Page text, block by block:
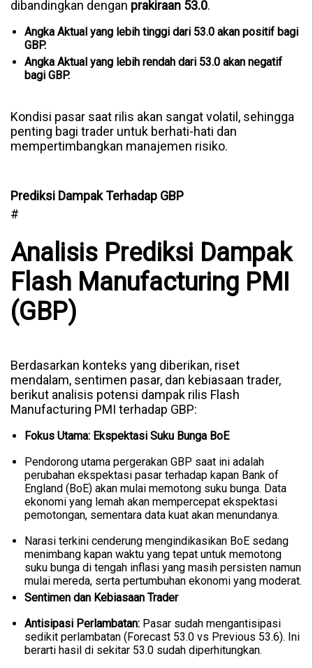
dibandingkan dengan prakiraan 53.0.
Angka Aktual yang lebih tinggi dari 53.0 akan positif bagi
GBP.
Angka Aktual yang lebih rendah dari 53.0 akan negatif
bagi GBP.
Kondisi pasar saat rilis akan sangat volatil, sehingga
penting bagi trader untuk berhati-hati dan
mempertimbangkan manajemen risiko.
Prediksi Dampak Terhadap GBP
#
Analisis Prediksi Dampak
Flash Manufacturing PMI
(GBP)
Berdasarkan konteks yang diberikan, riset
mendalam, sentimen pasar, dan kebiasaan trader,
berikut analisis potensi dampak rilis Flash
Manufacturing PMI terhadap GBP:
Fokus Utama: Ekspektasi Suku Bunga BoE
Pendorong utama pergerakan GBP saat ini adalah
perubahan ekspektasi pasar terhadap kapan Bank of
England (BoE) akan mulai memotong suku bunga. Data
ekonomi yang lemah akan mempercepat ekspektasi
pemotongan, sementara data kuat akan menundanya.
Narasi terkini cenderung mengindikasikan BoE sedang
menimbang kapan waktu yang tepat untuk memotong
suku bunga di tengah inflasi yang masih persisten namun
mulai mereda, serta pertumbuhan ekonomi yang moderat.
Sentimen dan Kebiasaan Trader
Antisipasi Perlambatan: Pasar sudah mengantisipasi
sedikit perlambatan (Forecast 53.0 vs Previous 53.6). Ini
berarti hasil di sekitar 53.0 sudah diperhitungkan.